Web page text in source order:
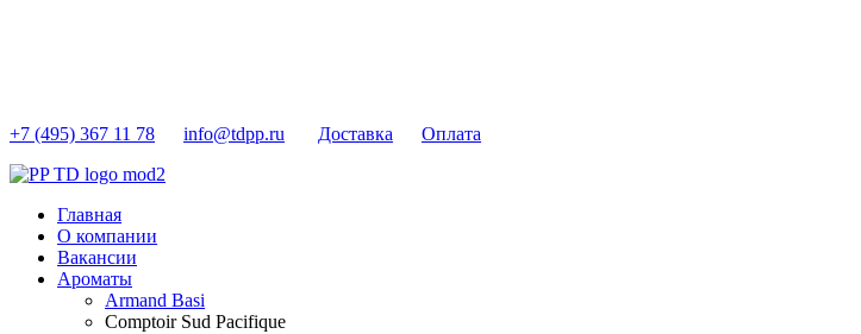
+7 (495) 367 11 78 info@tdpp.ru Доставка Оплата
Главная
О компании
Вакансии
Ароматы
Armand Basi
Comptoir Sud Pacifique